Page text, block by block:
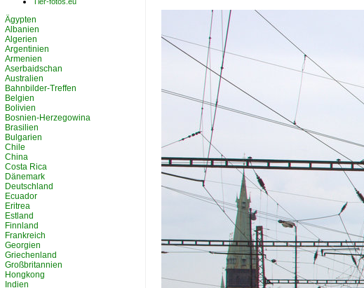
Ägypten
Albanien
Algerien
Argentinien
Armenien
Aserbaidschan
Australien
Bahnbilder-Treffen
Belgien
Bolivien
Bosnien-Herzegowina
Brasilien
Bulgarien
Chile
China
Costa Rica
Dänemark
Deutschland
Ecuador
Eritrea
Estland
Finnland
Frankreich
Georgien
Griechenland
Großbritannien
Hongkong
Indien